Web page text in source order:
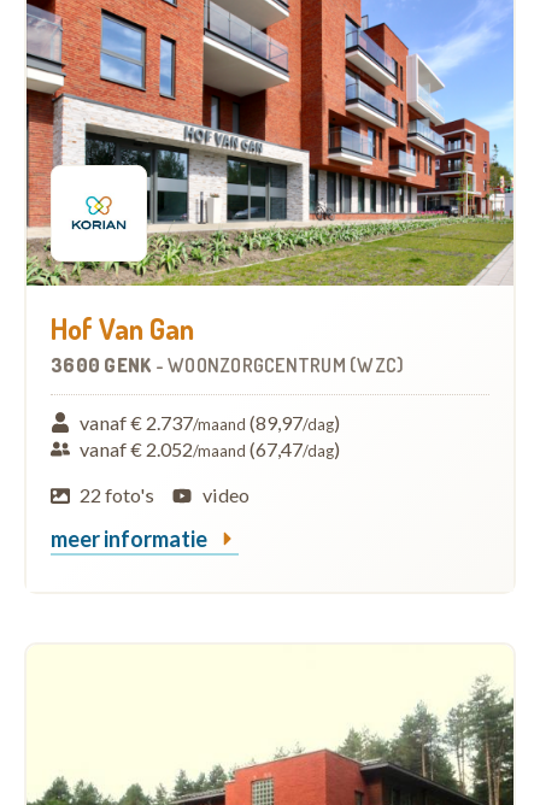
Hof Van Gan
3600 GENK - WOONZORGCENTRUM (WZC)
vanaf € 2.737/maand (89,97/dag)
vanaf € 2.052/maand (67,47/dag)
22 foto's
video
meer informatie